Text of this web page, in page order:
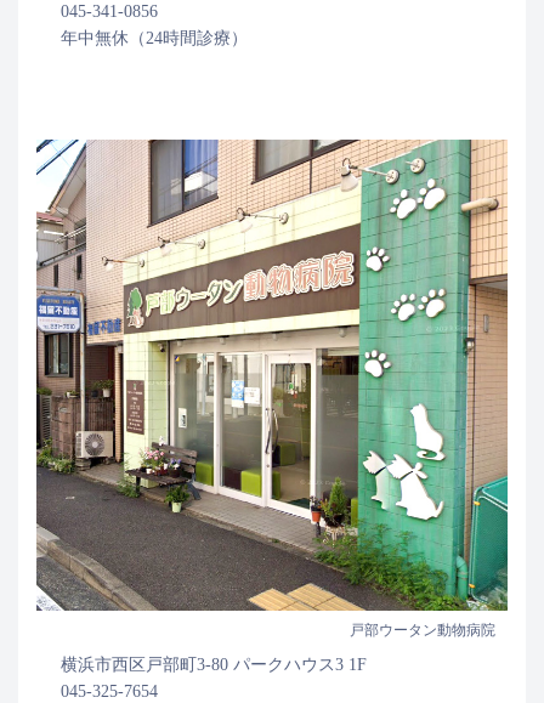
045-341-0856
年中無休（24時間診療）
戸部ウータン動物病院
横浜市西区戸部町3-80 パークハウス3 1F
045-325-7654